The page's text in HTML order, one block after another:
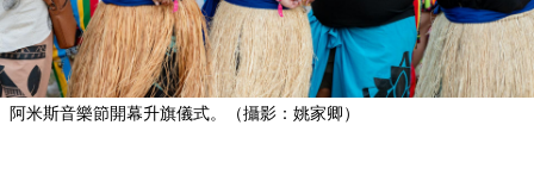
阿米斯音樂節開幕升旗儀式。（攝影：姚家卿）